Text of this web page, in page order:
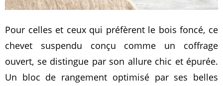
Pour celles et ceux qui préfèrent le bois foncé, ce
chevet suspendu conçu comme un coffrage
ouvert, se distingue par son allure chic et épurée.
Un bloc de rangement optimisé par ses belles